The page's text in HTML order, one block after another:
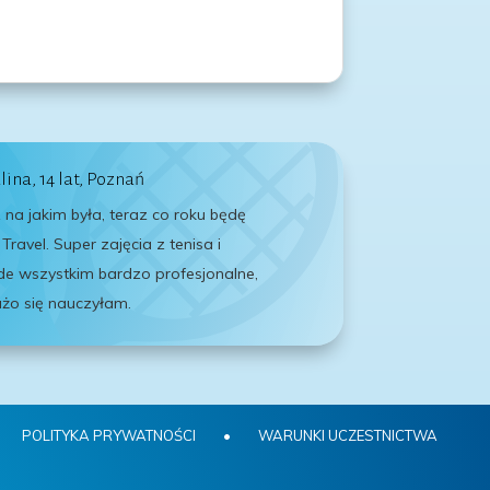
14 lat, Poznań
jakim była, teraz co roku będę
Super zajęcia z tenisa i
wszystkim bardzo profesjonalne,
się nauczyłam.
POLITYKA PRYWATNOŚCI • WARUNKI UCZESTNICTWA